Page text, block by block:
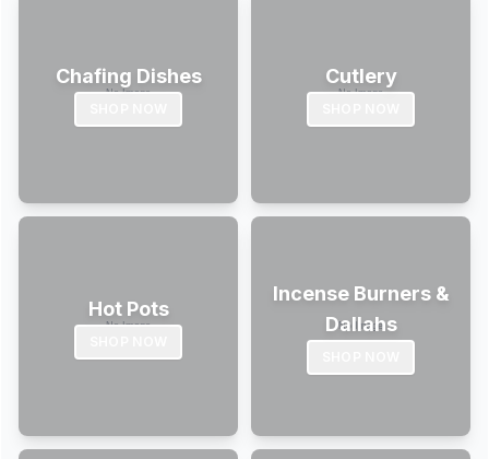
Chafing Dishes Cutlery
Hot Pots
Incense Burners &
Dallahs